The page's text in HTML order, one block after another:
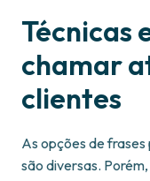
Técnicas
chamar
clientes
As opções de
são diversas.